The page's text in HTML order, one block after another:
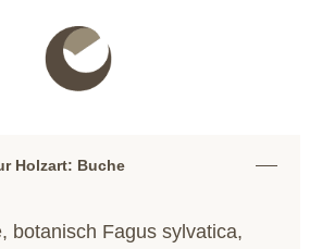
Holzart: Buche
botanisch Fagus sylvatica,